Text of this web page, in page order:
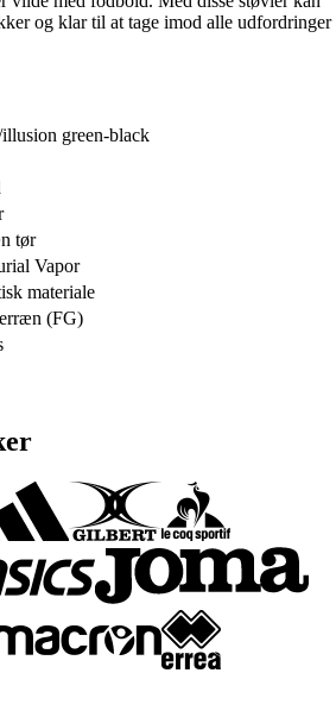
og klar til at tage imod alle udfordringer
green-black
tør
Vapor
materiale
(FG)